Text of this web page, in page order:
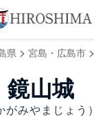
県 > 宮島・広島市 >
鏡山城
がみやまじょう）